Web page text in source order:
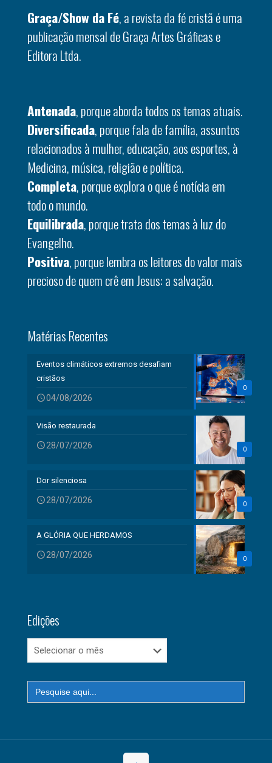
Graça/Show da Fé, a revista da fé cristã é uma
publicação mensal de Graça Artes Gráficas e
Editora Ltda.
Antenada, porque aborda todos os temas atuais.
Diversificada, porque fala de família, assuntos
relacionados à mulher, educação, aos esportes, à
Medicina, música, religião e política.
Completa, porque explora o que é notícia em
todo o mundo.
Equilibrada, porque trata dos temas à luz do
Evangelho.
Positiva, porque lembra os leitores do valor mais
precioso de quem crê em Jesus: a salvação.
Matérias Recentes
0
Eventos climáticos extremos desafiam
cristãos
04/08/2026
0
Visão restaurada
28/07/2026
0
Dor silenciosa
28/07/2026
0
A GLÓRIA QUE HERDAMOS
28/07/2026
Edições
Edições
Search
for: